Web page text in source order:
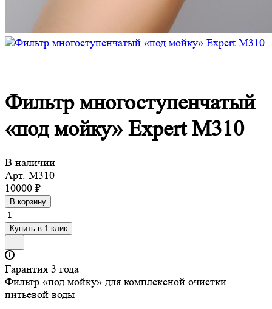
Фильтр многоступенчатый
«под мойку» Expert M310
В наличии
Арт. M310
10000 ₽
В корзину
Купить в 1 клик
Гарантия 3 года
Фильтр «под мойку» для комплексной очистки
питьевой воды